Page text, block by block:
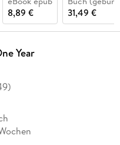
8,89 €
31,49 €
Year
)